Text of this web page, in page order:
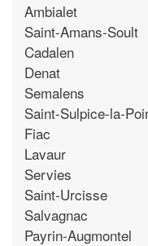
Ambialet
Saint-Amans-Soult
Cadalen
Denat
Semalens
Saint-Sulpice-la-
Fiac
Lavaur
Servies
Saint-Urcisse
Salvagnac
Payrin-Augmontel